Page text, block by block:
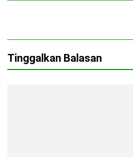
Tinggalkan Balasan